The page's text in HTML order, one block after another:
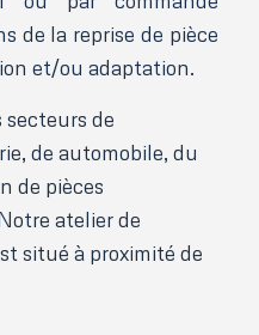
de la reprise de pièce
et/ou adaptation.
de
de automobile, du
de pièces
atelier de
situé à proximité de